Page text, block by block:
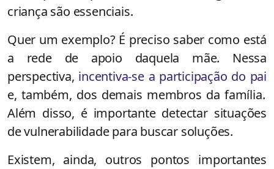
criança são essenciais.
Quer um exemplo? É preciso saber como está
a rede de apoio daquela mãe. Nessa
perspectiva, incentiva-se a participação do pai
e, também, dos demais membros da família.
Além disso, é importante detectar situações
de vulnerabilidade para buscar soluções.
Existem, ainda, outros pontos importantes